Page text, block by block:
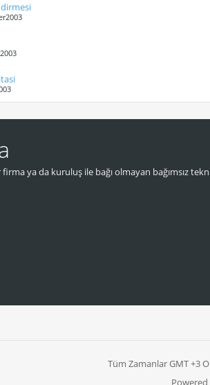
ya da kuruluş ile bağı olmayan bağımsız
Tüm Zamanlar GMT +3